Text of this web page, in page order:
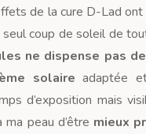
de la cure D-Lad
seul coup de soleil de
ne dispense pas
solaire adaptée
d’exposition mais
peau d’être mieux